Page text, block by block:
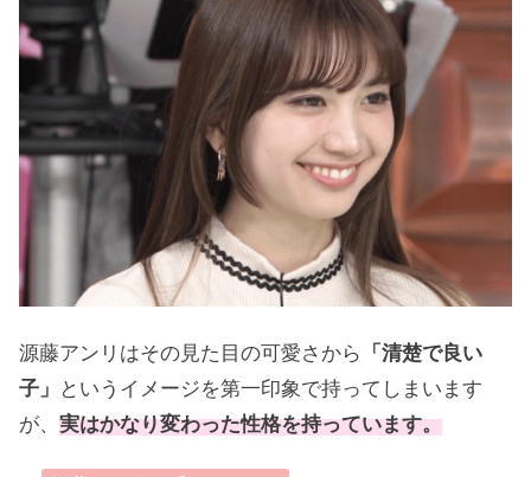
源藤アンリはその見た目の可愛さから 「清楚で良い
子」 というイメージを第一印象で持ってしまいます
が、実はかなり変わった性格を持っています。